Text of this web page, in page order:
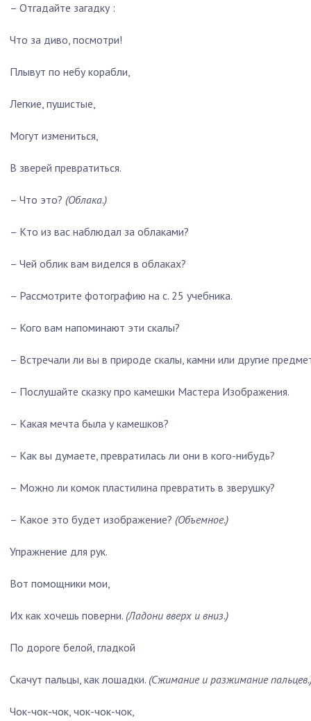
– Отгадайте загадку :
Что за диво, посмотри!
Плывут по небу корабли,
Легкие, пушистые,
Могут измениться,
В зверей превратиться.
– Что это? (Облака.)
– Кто из вас наблюдал за облаками?
– Чей облик вам виделся в облаках?
– Рассмотрите фотографию на с. 25 учебника.
– Кого вам напоминают эти скалы?
– Встречали ли вы в природе скалы, камни или другие
– Послушайте сказку про камешки Мастера Изображения.
– Какая мечта была у камешков?
– Как вы думаете, превратилась ли они в кого-нибудь?
– Можно ли комок пластилина превратить в зверушку?
– Какое это будет изображение? (Объемное.)
Упражнение для рук.
Вот помощники мои,
Их как хочешь поверни. (Ладони вверх и вниз.)
По дороге белой, гладкой
Скачут пальцы, как лошадки. (Сжимание и разжимание
Чок-чок-чок, чок-чок-чок,